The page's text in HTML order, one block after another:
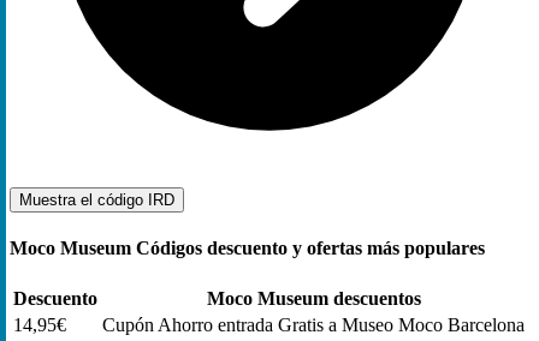
Muestra el código IRD
Moco Museum Códigos descuento y ofertas más populares
Descuento
Moco Museum descuentos
14,95€
Cupón Ahorro entrada Gratis a Museo Moco Barcelona